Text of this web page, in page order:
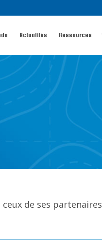
Actualités Ressources
de ses partenaires